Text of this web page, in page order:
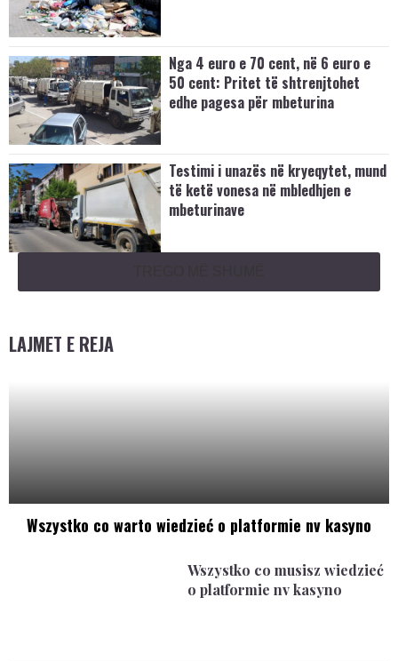
Nga 4 euro e 70 cent, në 6 euro e
50 cent: Pritet të shtrenjtohet
edhe pagesa për mbeturina
​Testimi i unazës në kryeqytet, mund
të ketë vonesa në mbledhjen e
mbeturinave
LAJMET E REJA
Wszystko co warto wiedzieć o platformie nv kasyno
Wszystko co musisz wiedzieć
o platformie nv kasyno